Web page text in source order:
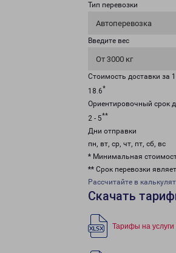
Тип перевозки
Автоперевозка
Введите вес
От 3000 кг
Стоимость доставки за
18.6*
Ориентировочный срок
2 - 5**
Дни отправки
пн, вт, ср, чт, пт, сб, вс
* Минимальная
** Срок перевозки
Рассчитайте в
Скачать
Тарифы на услуги